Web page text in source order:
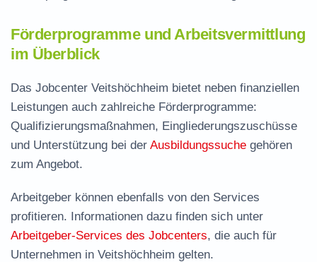
Förderprogramme und Arbeitsvermittlung
im Überblick
Das Jobcenter Veitshöchheim bietet neben finanziellen
Leistungen auch zahlreiche Förderprogramme:
Qualifizierungsmaßnahmen, Eingliederungszuschüsse
und Unterstützung bei der Ausbildungssuche gehören
zum Angebot.
Arbeitgeber können ebenfalls von den Services
profitieren. Informationen dazu finden sich unter
Arbeitgeber-Services des Jobcenters, die auch für
Unternehmen in Veitshöchheim gelten.